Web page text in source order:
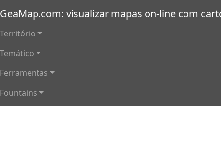
GeaMap.com: visualizar mapas on-line com
Navegação principal
Território
Temático
Ferramentas
Fountains